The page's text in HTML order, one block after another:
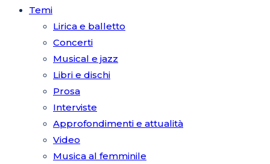
Temi
Lirica e balletto
Concerti
Musical e jazz
Libri e dischi
Prosa
Interviste
Approfondimenti e attualità
Video
Musica al femminile